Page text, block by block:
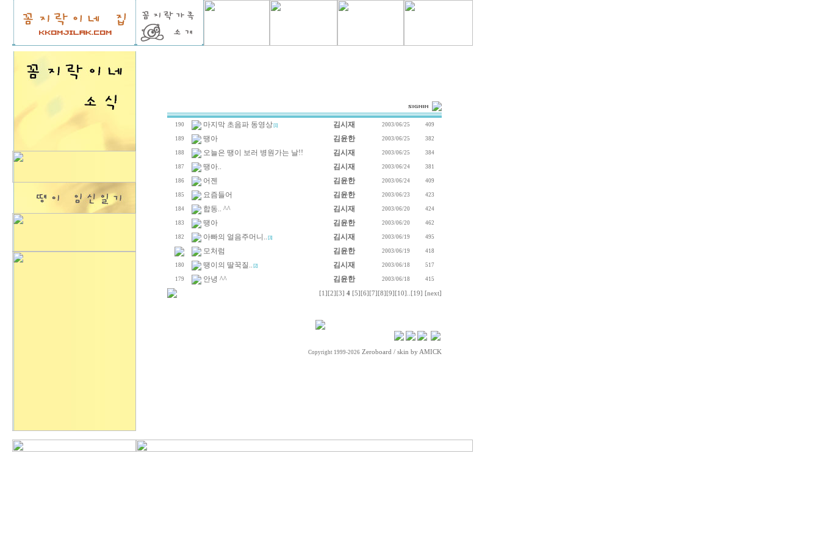
190 마지막 초음파 동영상 [1] 김시재 2003/06/25 409
189 땡아 김윤한 2003/06/25 382
188 오늘은 땡이 보러 병원가는 날!! 김시재 2003/06/25 384
187 땡아.. 김시재 2003/06/24 381
186 어젠 김윤한 2003/06/24 409
185 요즘들어 김윤한 2003/06/23 423
184 합동.. ^^ 김시재 2003/06/20 424
183 땡아 김윤한 2003/06/20 462
182 아빠의 얼음주머니.. [3] 김시재 2003/06/19 495
모처럼 김윤한 2003/06/19 418
180 땡이의 딸꾹질.. [2] 김시재 2003/06/18 517
179 안녕 ^^ 김윤한 2003/06/18 415
[1] [2] [3] 4 [5] [6] [7] [8] [9] [10] [19] [next]
Copyright 1999-2026 Zeroboard / skin by AMICK